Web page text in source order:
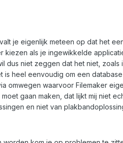
je eigenlijk meteen op dat het
als je ingewikkelde
dus niet zeggen dat het niet,
heel eenvoudig om een
waarvoor Filemaker
gaan maken, dat lijkt mij niet
en niet van